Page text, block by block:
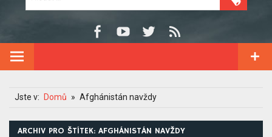
Jste v: Domů Afghánistán navždy
ARCHIV PRO ŠTÍTEK: AFGHÁNISTÁN NAVŽDY